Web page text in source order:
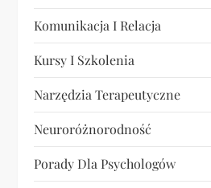
Komunikacja I Relacja
Kursy I Szkolenia
Narzędzia Terapeutyczne
Neuroróżnorodność
Porady Dla Psychologów